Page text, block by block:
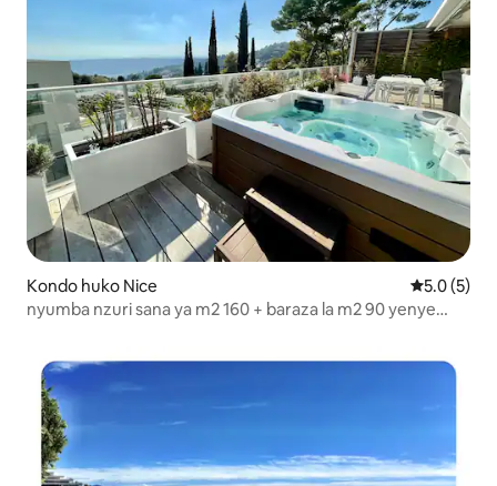
Kondo huko Nice Ukadiriaji
5.0 (5)
nyumba nzuri sana ya m2 160 + baraza la m2 90 yenye